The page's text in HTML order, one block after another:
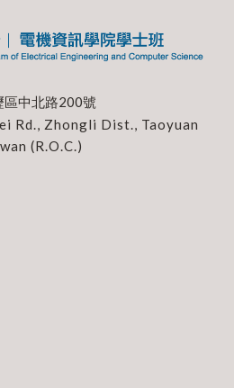
中北路200號
Rd., Zhongli Dist., Taoyuan
(R.O.C.)